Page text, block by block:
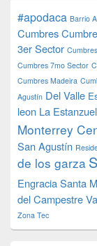
#apodaca Barrio
Cumbres
3er Sector
Cumbres 7mo Sector
Cumbres Madeira
Agustín Del Valle
leon La
Monterrey
San Agustín
de los garza
EngraciaSanta
del Campestre
Zona Tec